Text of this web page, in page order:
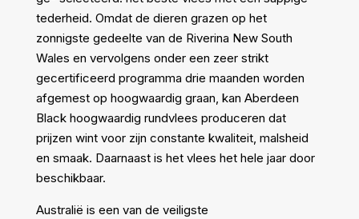
tederheid. Omdat de dieren grazen op het
zonnigste gedeelte van de Riverina New South
Wales en vervolgens onder een zeer strikt
gecertificeerd programma drie maanden worden
afgemest op hoogwaardig graan, kan Aberdeen
Black hoogwaardig rundvlees produceren dat
prijzen wint voor zijn constante kwaliteit, malsheid
en smaak. Daarnaast is het vlees het hele jaar door
beschikbaar.
Australië is een van de veiligste